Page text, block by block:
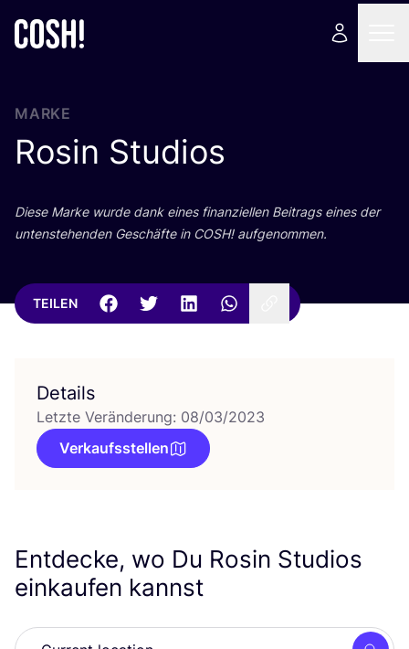
MARKE
Rosin Studios
Die­se Mar­ke wur­de dank eines finan­zi­el­len Bei­trags eines der
unten­ste­hen­den Geschäf­te in COSH! aufgenommen.
TEILEN
Details
Letzte Veränderung: 08/03/2023
Verkaufsstellen
Entdecke, wo Du Rosin Studios
einkaufen kannst